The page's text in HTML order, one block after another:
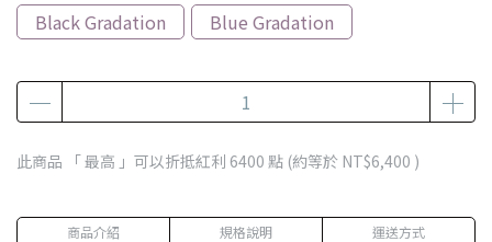
Black Gradation
Blue Gradation
此商品 「 最高 」可以折抵紅利 6400 點 (約等於 NT$6,400 )
商品介紹 規格說明 運送方式